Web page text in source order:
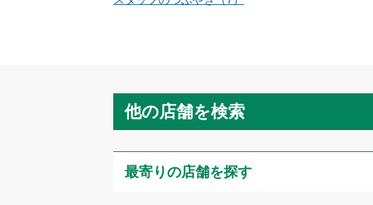
他の店舗を検索
最寄りの店舗を探す